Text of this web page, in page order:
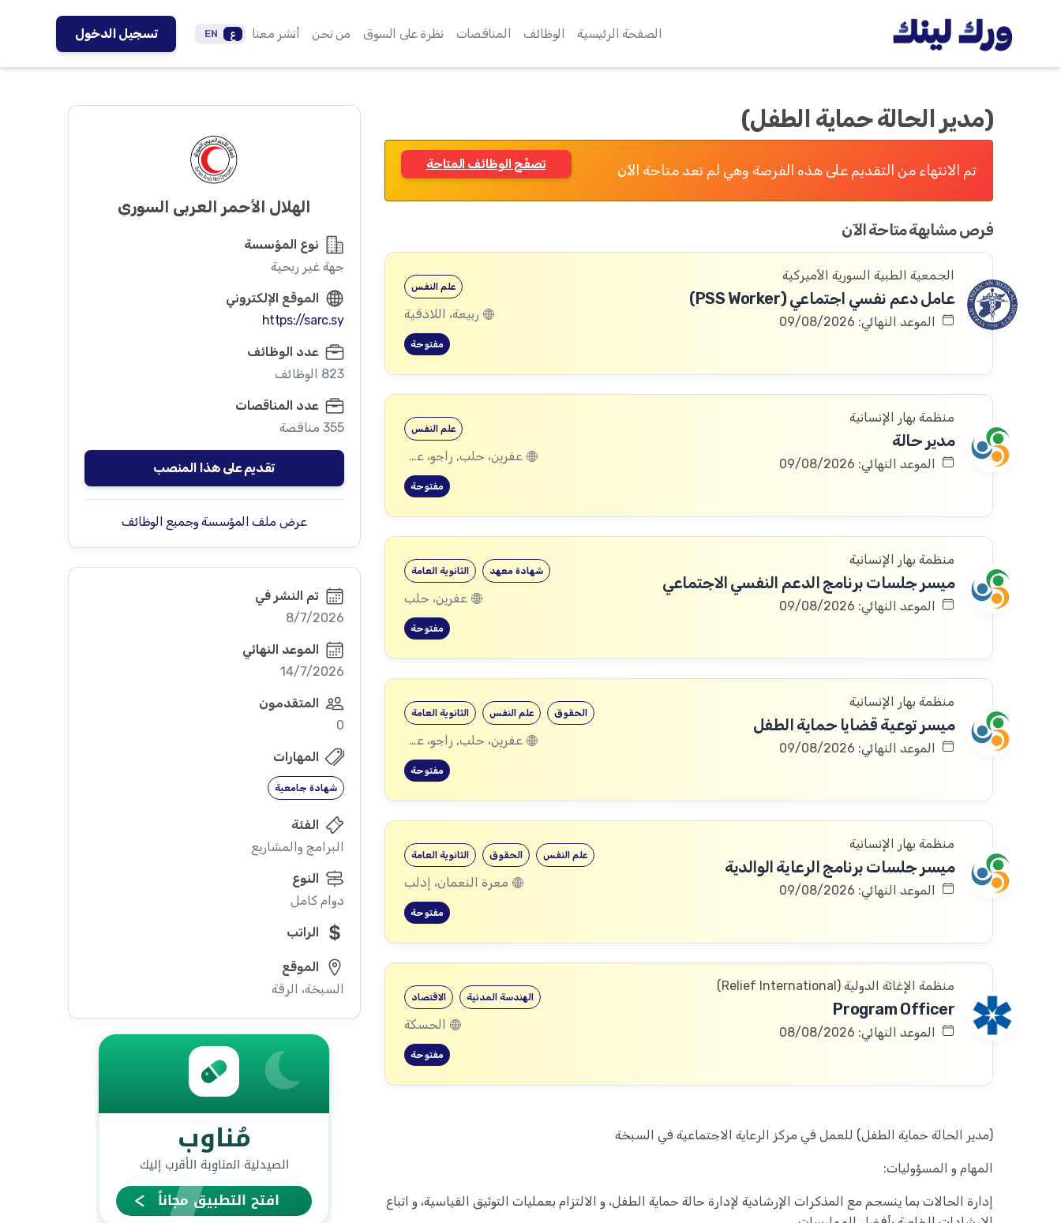
الصفحة الرئيسية الوظائف المناقصات نظرة على السوق من نحن أنشر معنا ع EN تسجيل الدخول
(مدير الحالة حماية الطفل)
تم الانتهاء من التقديم على هذه الفرصة وهي لم تعد متاحة الآن تصفّح الوظائف المتاحة
فرص مشابهة متاحة الآن
الجمعية الطبية السورية الأميركية
عامل دعم نفسي اجتماعي (PSS Worker)
الموعد النهائي: 09/08/2026
علم النفس
ربيعة، اللاذقية
مفتوحة
منظمة بهار الإنسانية
مدير حالة
الموعد النهائي: 09/08/2026
علم النفس
عفرين، حلب, راجو، عفرين، حلب
مفتوحة
منظمة بهار الإنسانية
ميسر جلسات برنامج الدعم النفسي الاجتماعي
الموعد النهائي: 09/08/2026
الثانوية العامة شهادة معهد
عفرين، حلب
مفتوحة
منظمة بهار الإنسانية
ميسر توعية قضايا حماية الطفل
الموعد النهائي: 09/08/2026
الثانوية العامة علم النفس الحقوق
عفرين، حلب, راجو، عفرين، حلب
مفتوحة
منظمة بهار الإنسانية
ميسر جلسات برنامج الرعاية الوالدية
الموعد النهائي: 09/08/2026
الثانوية العامة الحقوق علم النفس
معرة النعمان، إدلب
مفتوحة
منظمة الإغاثة الدولیة (Relief International)
Program Officer
الموعد النهائي: 08/08/2026
الاقتصاد الهندسة المدنية
الحسكة
مفتوحة
(مدير الحالة حماية الطفل) للعمل في مركز الرعاية الاجتماعية في السبخة
المهام و المسؤوليات:
إدارة الحالات بما ينسجم مع المذكرات الإرشادية لإدارة حالة حماية الطفل، و الالتزام بعمليات التوثيق القياسية، و اتباع
الهلال الأحمر العربي السوري
نوع المؤسسة
جهة غير ربحية
الموقع الإلكتروني
https://sarc.sy
عدد الوظائف
823 الوظائف
عدد المناقصات
355 مناقصة
تقديم على هذا المنصب
عرض ملف المؤسسة وجميع الوظائف
تم النشر في
8/7/2026
الموعد النهائي
14/7/2026
المتقدمون
0
المهارات
شهادة جامعية
الفئة
البرامج والمشاريع
النوع
دوام كامل
الراتب
الموقع
السبخة، الرقة